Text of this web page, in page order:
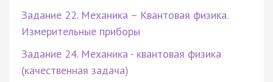
Задание 22. Механика – Квантовая физика.
Измерительные приборы
Задание 24. Механика - квантовая физика
(качественная задача)